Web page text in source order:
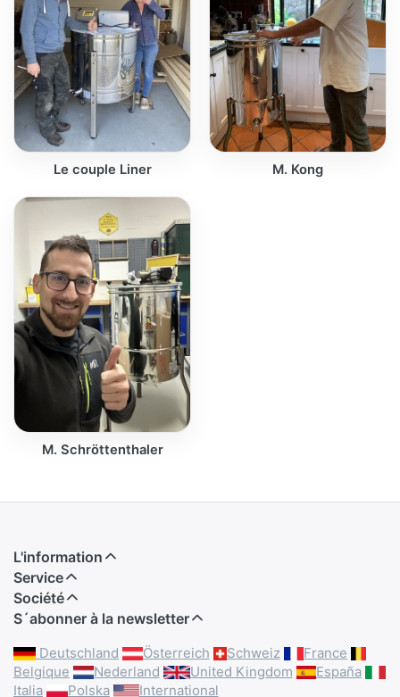
Le couple Liner M. Kong
M. Schröttenthaler
L'information
Service
Société
S´abonner à la newsletter
Deutschland Österreich Schweiz
France
Belgique
Nederland United Kingdom
España
Italia
Polska International